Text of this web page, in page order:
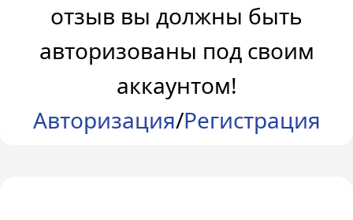
отзыв вы должны быть
авторизованы под своим
аккаунтом!
Авторизация/Регистрация